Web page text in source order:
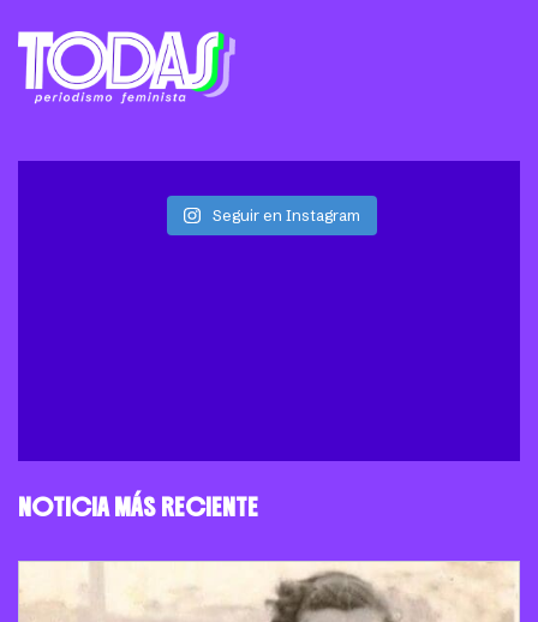
Seguir en Instagram
NOTICIA MÁS RECIENTE